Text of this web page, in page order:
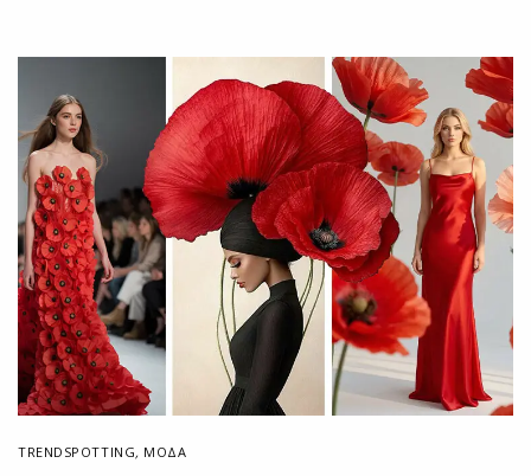
TRENDSPOTTING, ΜΟΔΑ